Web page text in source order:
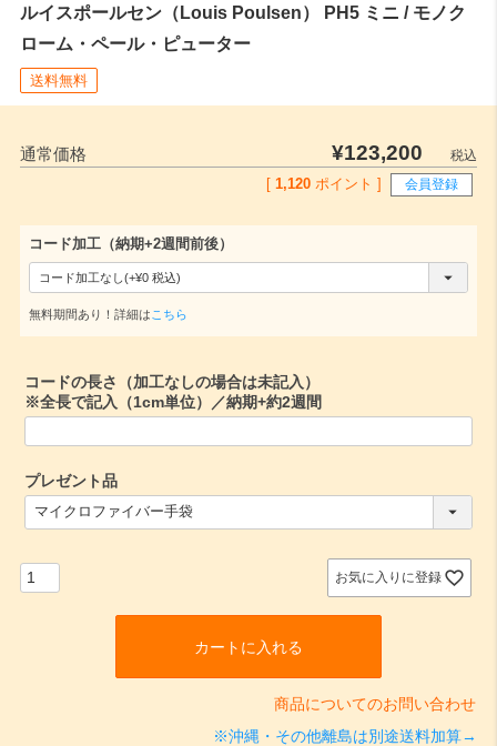
ルイスポールセン（Louis Poulsen） PH5 ミニ / モノク
ローム・ペール・ピューター
送料無料
通常価格 ¥123,200
税込
1,120 ポイント ] 会員登録
コード加工（納期+2週間前後）
須
無料期間あり！詳細は こちら
コードの長さ（加工なしの場合は未記入）
※全長で記入（1cm単位）／納期+約2週間
プレゼント品
必
お気に入りに登録
カートに入れる
商品についてのお問い合わせ
※沖縄・その他離島は別途送料加算→